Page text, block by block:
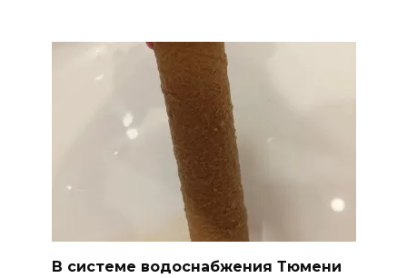
В системе водоснабжения Тюмени